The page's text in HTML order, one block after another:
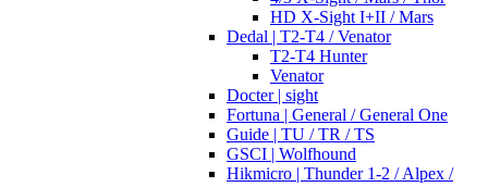
HD X-Sight I+II / Mars
Dedal | T2-T4 / Venator
T2-T4 Hunter
Venator
Docter | sight
Fortuna | General / General One
Guide | TU / TR / TS
GSCI | Wolfhound
Hikmicro | Thunder 1-2 / Alpex /